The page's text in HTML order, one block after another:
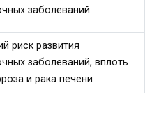
заболеваний
риск развития
заболеваний, вплоть
и рака печени